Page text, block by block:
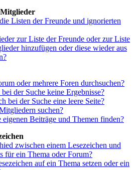
Listen der Freunde und ignorierten
zur Liste der Freunde oder zur Liste
hinzufügen oder diese wieder aus
oder mehrere Foren durchsuchen?
der Suche keine Ergebnisse?
bei der Suche eine leere Seite?
suchen?
Beiträge und Themen finden?
zwischen einem Lesezeichen und
für ein Thema oder Forum?
auf ein Thema setzen oder ein